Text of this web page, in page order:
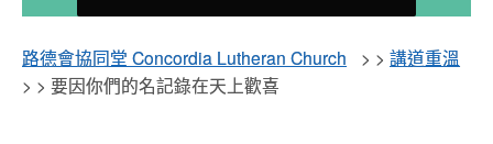
路德會協同堂 Concordia Lutheran Church > > 講道重溫
> > 要因你們的名記錄在天上歡喜